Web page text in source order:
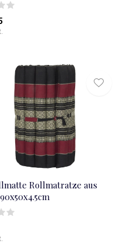
Rollmatratze aus